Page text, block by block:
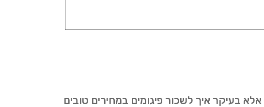
בעיקר איך לשכור פיגומים במחירים טובים